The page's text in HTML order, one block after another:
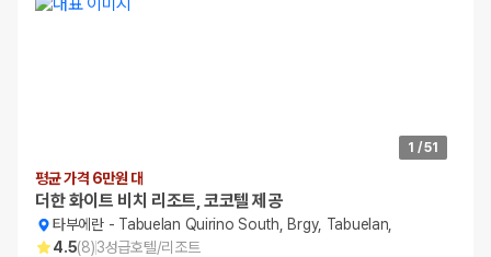
1 /51
평균 가격 6만원 대
더한 화이트 비치 리조트, 코코텔 제공
타부에란- Tabuelan Quirino South, Brgy, Tabuelan,
4.5(8)3성급호텔/리조트